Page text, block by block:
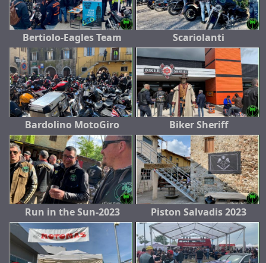
Bertiolo-Eagles Team Scariolanti
Bardolino MotoGiro Biker Sheriff
Run in the Sun-2023 Piston Salvadis 2023